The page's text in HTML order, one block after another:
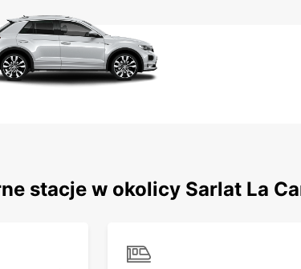
stacje w okolicy Sarlat La